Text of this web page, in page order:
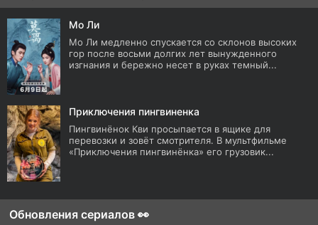
Мо Ли
Мо Ли медленно спускается со склонов высоких
гор после восьми долгих лет вынужденного
изгнания и бережно несет в руках темный...
Приключения пингвиненка
Пингвинёнок Кви просыпается в ящике для
перевозки и зовёт смотрителя. В мультфильме
«Приключения пингвинёнка» его грузовик...
Обновления сериалов 👀